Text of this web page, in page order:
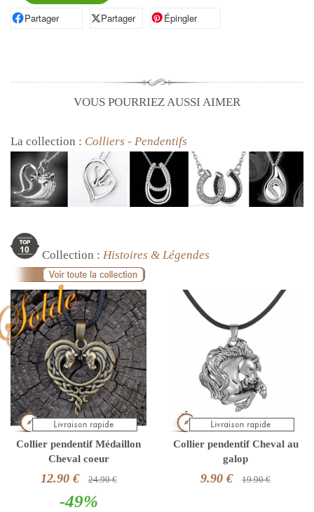
PartagerPartager sur Facebook
Partager
Partager sur XÉpinglerÉpingler sur Pinterest
VOUS POURRIEZ AUSSI AIMER
La collection : Colliers - Pendentifs
Collection : Histoires & Légendes
Collier pendentif Médaillon
Cheval coeur
12.90 € 24.90 €
-49%
Collier pendentif Cheval au
galop
9.90 € 19.90 €